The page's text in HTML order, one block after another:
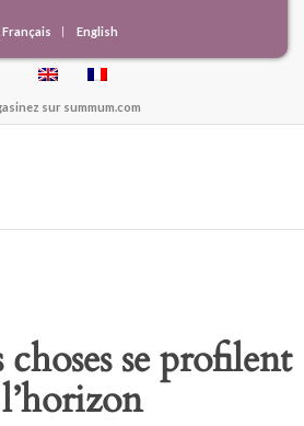
Français English
sur summum.com
se profilent